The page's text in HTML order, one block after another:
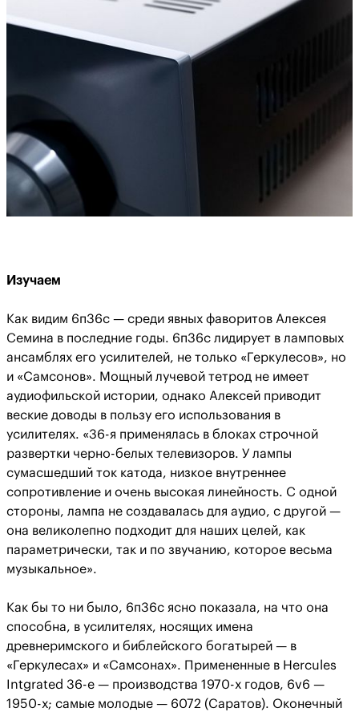
Изучаем
Как видим 6п36с — среди явных фаворитов Алексея
Семина в последние годы. 6п36с лидирует в ламповых
ансамблях его усилителей, не только «Геркулесов», но
и «Самсонов». Мощный лучевой тетрод не имеет
аудиофильской истории, однако Алексей приводит
веские доводы в пользу его использования в
усилителях. «36-я применялась в блоках строчной
развертки черно-белых телевизоров. У лампы
сумасшедший ток катода, низкое внутреннее
сопротивление и очень высокая линейность. С одной
стороны, лампа не создавалась для аудио, с другой —
она великолепно подходит для наших целей, как
параметрически, так и по звучанию, которое весьма
музыкальное».
Как бы то ни было, 6п36с ясно показала, на что она
способна, в усилителях, носящих имена
древнеримского и библейского богатырей — в
«Геркулесах» и «Самсонах». Примененные в Hercules
Intgrated 36-е — производства 1970-х годов, 6v6 —
1950-х; самые молодые — 6072 (Саратов). Оконечный